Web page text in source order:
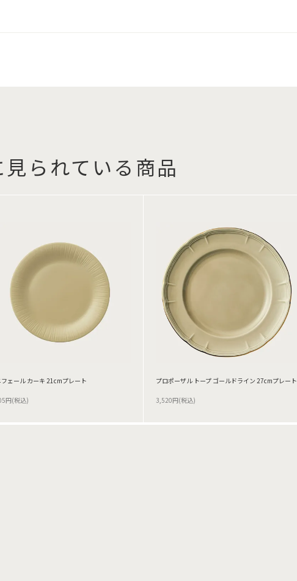
られている商品
フェール カーキ 21cmプレート
円(税込)
プロポーザル トープ ゴールドライン 27cmプレート
3,520円(税込)